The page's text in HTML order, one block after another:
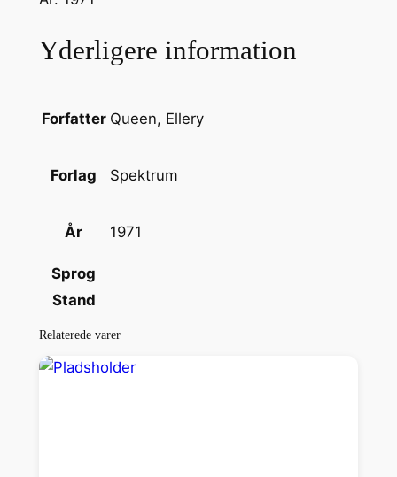
Yderligere information
Forfatter Queen, Ellery
Forlag Spektrum
År 1971
Sprog
Stand
Relaterede varer